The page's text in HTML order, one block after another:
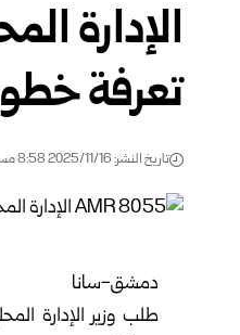
الإدارة
تعرفة
تاريخ النشر: 2025/11/16 8:58 مساءً
دمشق-سانا
طلب وزير الإدارة